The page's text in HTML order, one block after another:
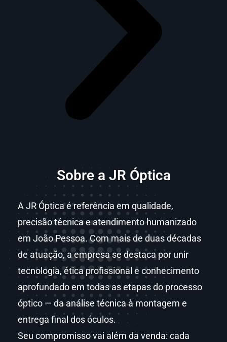
Sobre a JR Óptica
A JR Óptica é referência em qualidade,
precisão técnica e atendimento humanizado
em João Pessoa. Com mais de duas décadas
de atuação, a empresa se destaca por unir
tecnologia, ética profissional e conhecimento
aprofundado em todas as etapas do processo
óptico — da análise técnica à montagem e
entrega final dos óculos.
Seu compromisso vai além da venda: cada